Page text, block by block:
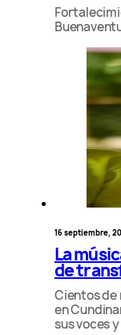
16 septiembre,
La
de
Cientos de
en
sus voces